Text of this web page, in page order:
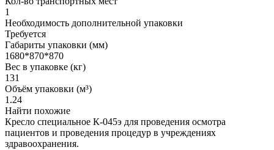
1
Необходимость дополнительной упаковки
Требуется
Габариты упаковки (мм)
1680*870*870
Вес в упаковке (кг)
131
Объём упаковки (м³)
1.24
Найти похожие
Кресло специальное К-045э для проведения осмотра
пациентов и проведения процедур в учреждениях
здравоохранения.